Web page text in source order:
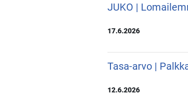
JUKO |
17.6.2026
Tasa-arvo |
12.6.2026